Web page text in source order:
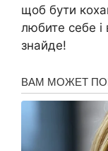
щоб бути
любите себе і
знайде!